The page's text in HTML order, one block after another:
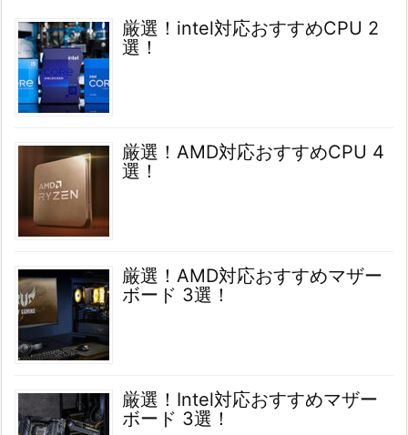
厳選！intel対応おすすめCPU 2
選！
厳選！AMD対応おすすめCPU 4
選！
厳選！AMD対応おすすめマザー
ボード 3選！
厳選！Intel対応おすすめマザー
ボード 3選！